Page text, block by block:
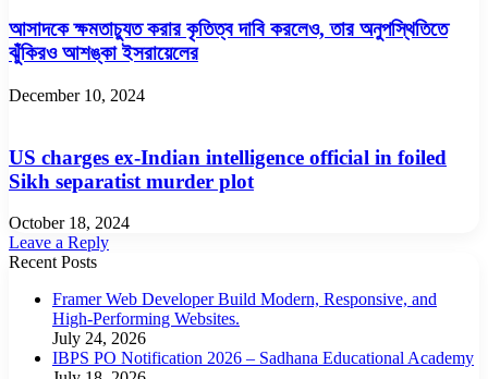
আসাদকে ক্ষমতাচ্যুত করার কৃতিত্ব দাবি করলেও, তার অনুপস্থিতিতে
ঝুঁকিরও আশঙ্কা ইসরায়েলের
December 10, 2024
US charges ex-Indian intelligence official in foiled
Sikh separatist murder plot
October 18, 2024
Leave a Reply
Recent Posts
Framer Web Developer Build Modern, Responsive, and
High-Performing Websites.
July 24, 2026
IBPS PO Notification 2026 – Sadhana Educational Academy